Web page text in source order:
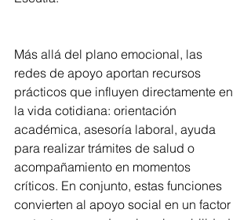
Más allá del plano emocional, las
redes de apoyo aportan recursos
prácticos que influyen directamente en
la vida cotidiana: orientación
académica, asesoría laboral, ayuda
para realizar trámites de salud o
acompañamiento en momentos
críticos. En conjunto, estas funciones
convierten al apoyo social en un factor